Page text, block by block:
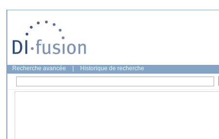
Recherche avancée Historique de recherche